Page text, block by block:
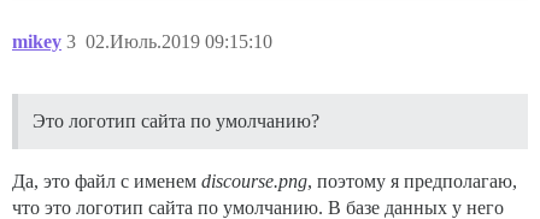
mikey 02.Июль.2019 09:15:10
3
Это логотип сайта по умолчанию?
Да, это файл с именем discourse.png, поэтому я предполагаю,
что это логотип сайта по умолчанию. В базе данных у него